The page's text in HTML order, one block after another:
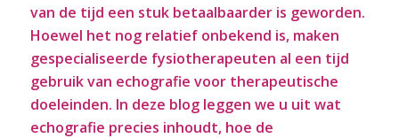
van de tijd een stuk betaalbaarder is geworden.
Hoewel het nog relatief onbekend is, maken
gespecialiseerde fysiotherapeuten al een tijd
gebruik van echografie voor therapeutische
doeleinden. In deze blog leggen we u uit wat
echografie precies inhoudt, hoe de